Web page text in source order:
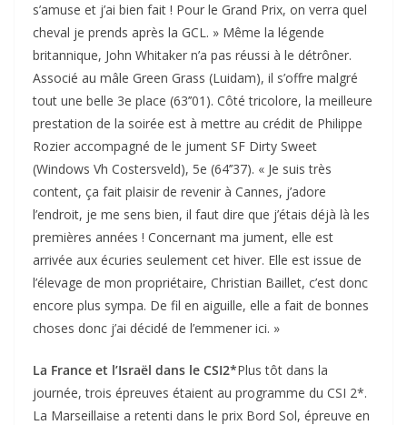
s’amuse et j’ai bien fait ! Pour le Grand Prix, on verra quel
cheval je prends après la GCL. » Même la légende
britannique, John Whitaker n’a pas réussi à le détrôner.
Associé au mâle Green Grass (Luidam), il s’offre malgré
tout une belle 3e place (63’’01). Côté tricolore, la meilleure
prestation de la soirée est à mettre au crédit de Philippe
Rozier accompagné de le jument SF Dirty Sweet
(Windows Vh Costersveld), 5e (64’’37). « Je suis très
content, ça fait plaisir de revenir à Cannes, j’adore
l’endroit, je me sens bien, il faut dire que j’étais déjà là les
premières années ! Concernant ma jument, elle est
arrivée aux écuries seulement cet hiver. Elle est issue de
l’élevage de mon propriétaire, Christian Baillet, c’est donc
encore plus sympa. De fil en aiguille, elle a fait de bonnes
choses donc j’ai décidé de l’emmener ici. »
La France et l’Israël dans le CSI2*Plus tôt dans la
journée, trois épreuves étaient au programme du CSI 2*.
La Marseillaise a retenti dans le prix Bord Sol, épreuve en